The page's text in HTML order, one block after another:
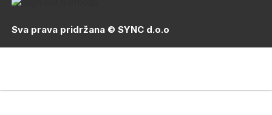
Sva prava pridržana © SYNC d.o.o